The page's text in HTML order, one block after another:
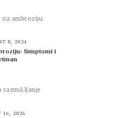
8, 2024
Simptomi i
16, 2026